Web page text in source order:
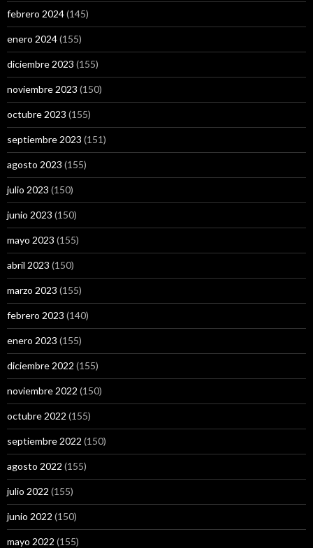
febrero 2024(145)
enero 2024(155)
diciembre 2023 (155)
noviembre 2023 (150)
octubre 2023 (155)
septiembre 2023 (151)
agosto 2023 (155)
julio 2023 (150)
junio 2023 (150)
mayo 2023 (155)
abril 2023 (150)
marzo 2023 (155)
febrero 2023 (140)
enero 2023 (155)
diciembre 2022 (155)
noviembre 2022 (150)
octubre 2022 (155)
septiembre 2022 (150)
agosto 2022 (155)
julio 2022 (155)
junio 2022 (150)
mayo 2022 (155)